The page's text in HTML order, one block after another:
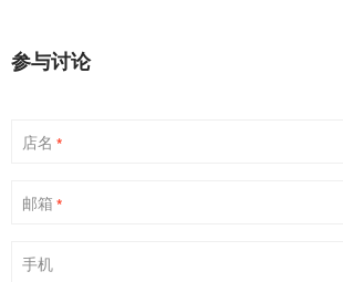
参与讨论
店名 *
邮箱 *
手机